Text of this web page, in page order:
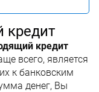
кредит
кредит
всего, является
к банковским
денег, Вы